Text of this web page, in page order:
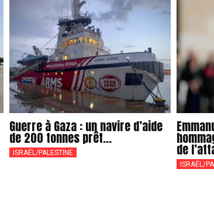
Guerre à Gaza : un navire d’aide
de 200 tonnes prêt...
ISRAËL/PALESTINE de
ISRAËL/